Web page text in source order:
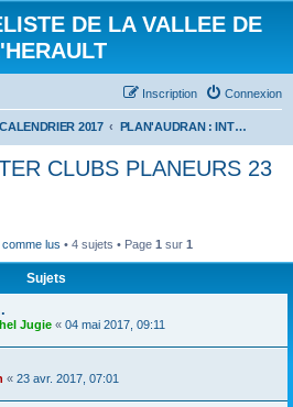
DE LA VALLEE DE
Connexion
Inscription
CALENDRIER 2017 PLAN'AUDRAN : INTER CLUBS PLANEURS 23 AVRIL 2017
CLUBS PLANEURS 23
lus • 4 sujets • Page 1 sur 1
Sujets
Jugie « 04 mai 2017, 09:11
« 23 avr. 2017, 07:01